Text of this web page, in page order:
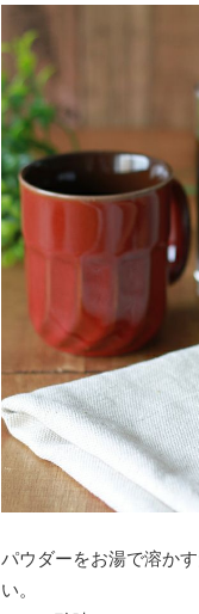
パウダーをお湯で溶か
い。